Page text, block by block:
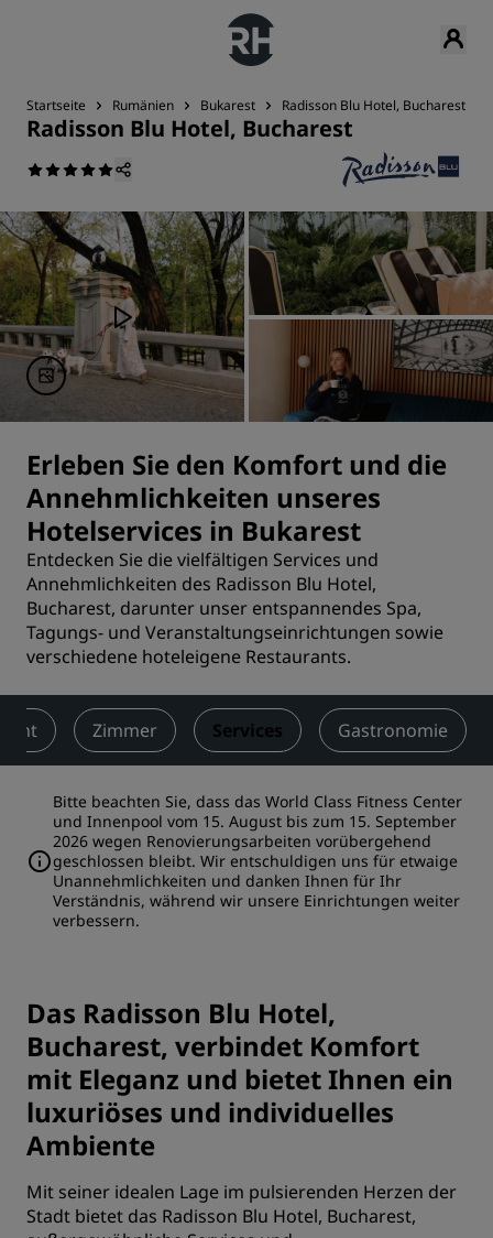
Startseite Rumänien Bukarest Radisson Blu Hotel, Bucharest
Radisson Blu Hotel, Bucharest
Erleben Sie den Komfort und die
Annehmlichkeiten unseres
Hotelservices in Bukarest
Entdecken Sie die vielfältigen Services und
Annehmlichkeiten des Radisson Blu Hotel,
Bucharest, darunter unser entspannendes Spa,
Tagungs- und Veranstaltungseinrichtungen sowie
verschiedene hoteleigene Restaurants.
Zimmer Services Gastronomie
Bitte beachten Sie, dass das World Class Fitness Center
und Innenpool vom 15. August bis zum 15. September
2026 wegen Renovierungsarbeiten vorübergehend
geschlossen bleibt. Wir entschuldigen uns für etwaige
Unannehmlichkeiten und danken Ihnen für Ihr
Verständnis, während wir unsere Einrichtungen weiter
verbessern.
Das Radisson Blu Hotel,
Bucharest, verbindet Komfort
mit Eleganz und bietet Ihnen ein
luxuriöses und individuelles
Ambiente
Mit seiner idealen Lage im pulsierenden Herzen der
Stadt bietet das Radisson Blu Hotel, Bucharest,